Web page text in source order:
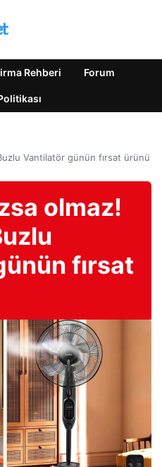
Rehberi Forum
Vantilatör günün fırsat ürünü
olmaz!
fırsat